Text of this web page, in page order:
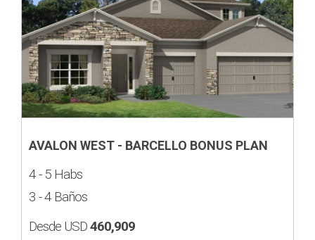
AVALON WEST - BARCELLO BONUS PLAN
4 - 5 Habs
3 - 4 Baños
Desde USD460,909